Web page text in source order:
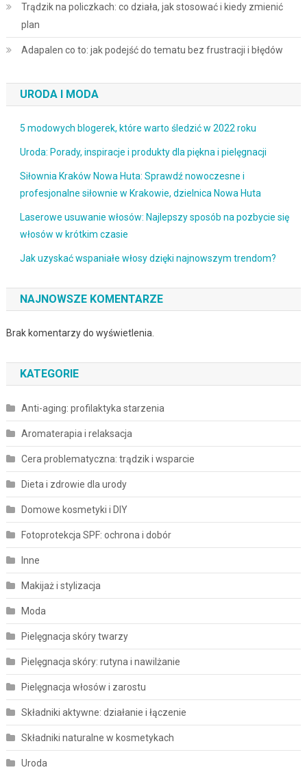
Trądzik na policzkach: co działa, jak stosować i kiedy zmienić
plan
Adapalen co to: jak podejść do tematu bez frustracji i błędów
URODA I MODA
5 modowych blogerek, które warto śledzić w 2022 roku
Uroda: Porady, inspiracje i produkty dla piękna i pielęgnacji
Siłownia Kraków Nowa Huta: Sprawdź nowoczesne i
profesjonalne siłownie w Krakowie, dzielnica Nowa Huta
Laserowe usuwanie włosów: Najlepszy sposób na pozbycie się
włosów w krótkim czasie
Jak uzyskać wspaniałe włosy dzięki najnowszym trendom?
NAJNOWSZE KOMENTARZE
Brak komentarzy do wyświetlenia.
KATEGORIE
Anti-aging: profilaktyka starzenia
Aromaterapia i relaksacja
Cera problematyczna: trądzik i wsparcie
Dieta i zdrowie dla urody
Domowe kosmetyki i DIY
Fotoprotekcja SPF: ochrona i dobór
Inne
Makijaż i stylizacja
Moda
Pielęgnacja skóry twarzy
Pielęgnacja skóry: rutyna i nawilżanie
Pielęgnacja włosów i zarostu
Składniki aktywne: działanie i łączenie
Składniki naturalne w kosmetykach
Uroda